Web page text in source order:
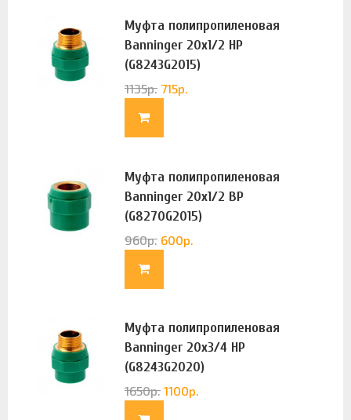
Муфта полипропиленовая
Banninger 20х1/2 НР
(G8243G2015)
1135р. 715р.
Муфта полипропиленовая
Banninger 20х1/2 ВР
(G8270G2015)
960р. 600р.
Муфта полипропиленовая
Banninger 20х3/4 НР
(G8243G2020)
1650р. 1100р.